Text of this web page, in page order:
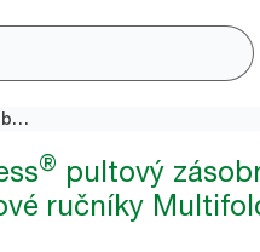
Tork Xpress® pultový zásobník na papírové ručníky Multifold bílý H2
® pultový
ručníky